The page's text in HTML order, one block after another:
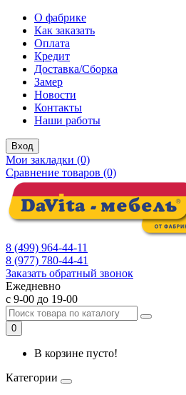
О фабрике
Как заказать
Оплата
Кредит
Доставка/Сборка
Замер
Новости
Контакты
Наши работы
Вход
Мои закладки (0)
Сравнение товаров (0)
8 (499) 964-44-11
8 (977) 780-44-41
Заказать обратный звонок
Ежедневно
с 9-00 до 19-00
0
В корзине пусто!
Категории